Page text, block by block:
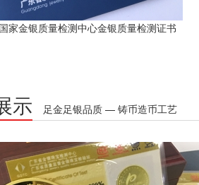
国家金银质量检测中心金银质量检测证书
示 足金足银品质 — 铸币造币工艺